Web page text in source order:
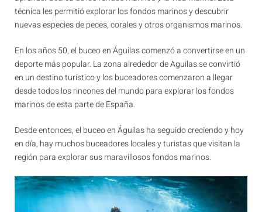
técnica les permitió explorar los fondos marinos y descubrir
nuevas especies de peces, corales y otros organismos marinos.
En los años 50, el buceo en Águilas comenzó a convertirse en un
deporte más popular. La zona alrededor de Aguilas se convirtió
en un destino turístico y los buceadores comenzaron a llegar
desde todos los rincones del mundo para explorar los fondos
marinos de esta parte de España.
Desde entonces, el buceo en Águilas ha seguido creciendo y hoy
en día, hay muchos buceadores locales y turistas que visitan la
región para explorar sus maravillosos fondos marinos.